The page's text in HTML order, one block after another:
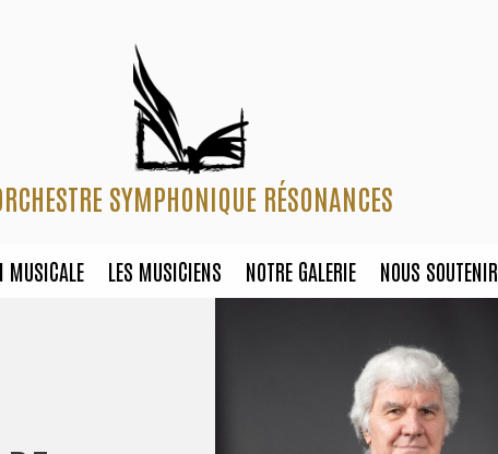
SYMPHONIQUE RÉSONANCES
MUSICALE LES MUSICIENS NOTRE GALERIE NOUS SOUTENIR